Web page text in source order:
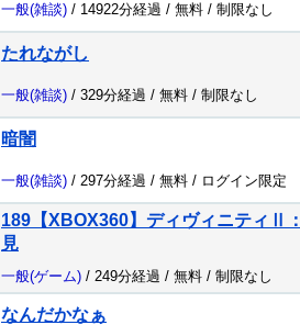
一般(雑談) / 14922分経過 / 無料 / 制限なし
たれながし
一般(雑談) / 329分経過 / 無料 / 制限なし
暗闇
一般(雑談) / 297分経過 / 無料 / ログイン限定
189【XBOX360】ディヴィニティⅡ
見
一般(ゲーム) / 249分経過 / 無料 / 制限なし
なんだかなぁ